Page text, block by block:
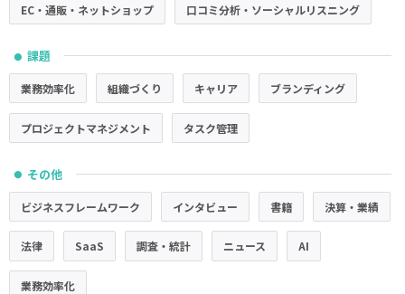
EC・通販・ネットショップ 口コミ分析・ソーシャルリスニング
● 課題
業務効率化 組織づくり キャリア ブランディング
プロジェクトマネジメント タスク管理
● その他
ビジネスフレームワーク インタビュー 書籍 決算・業績
法律 SaaS 調査・統計 ニュース AI
業務効率化